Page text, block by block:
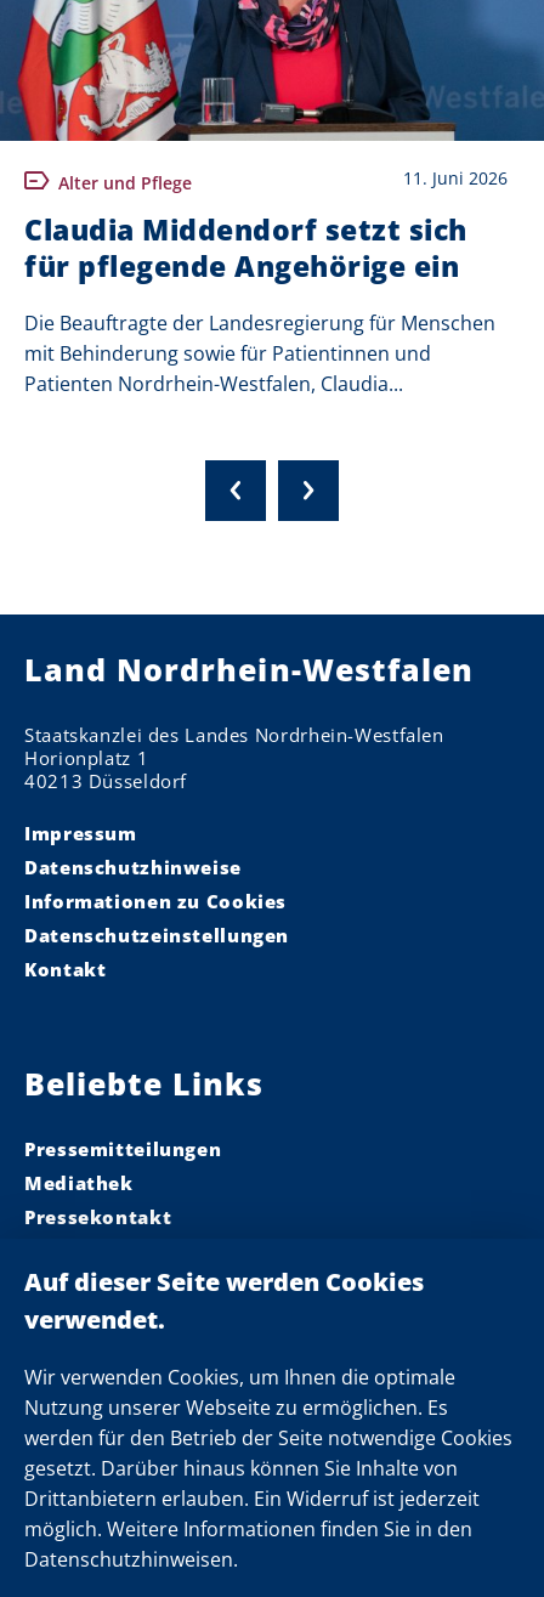
Wir verwenden Cookies, um Ihnen die optimale
Nutzung unserer Webseite zu ermöglichen. Es
werden für den Betrieb der Seite notwendige Cookies
gesetzt. Darüber hinaus können Sie Inhalte von
Drittanbietern erlauben. Ein Widerruf ist jederzeit
möglich. Weitere Informationen finden Sie in den
Datenschutzhinweisen.
Alter und Pflege 11. Juni 2026
Claudia Middendorf setzt sich
für pflegende Angehörige ein
Die Beauftragte der Landesregierung für Menschen
mit Behinderung sowie für Patientinnen und
Patienten Nordrhein-Westfalen, Claudia...
Land Nordrhein-Westfalen
Staatskanzlei des Landes Nordrhein-Westfalen
Horionplatz 1
40213 Düsseldorf
Impressum
Datenschutzhinweise
Informationen zu Cookies
Datenschutzeinstellungen
Kontakt
Beliebte Links
Pressemitteilungen
Mediathek
Pressekontakt
Landeskabinett
Einsamkeit
Folgen Sie uns